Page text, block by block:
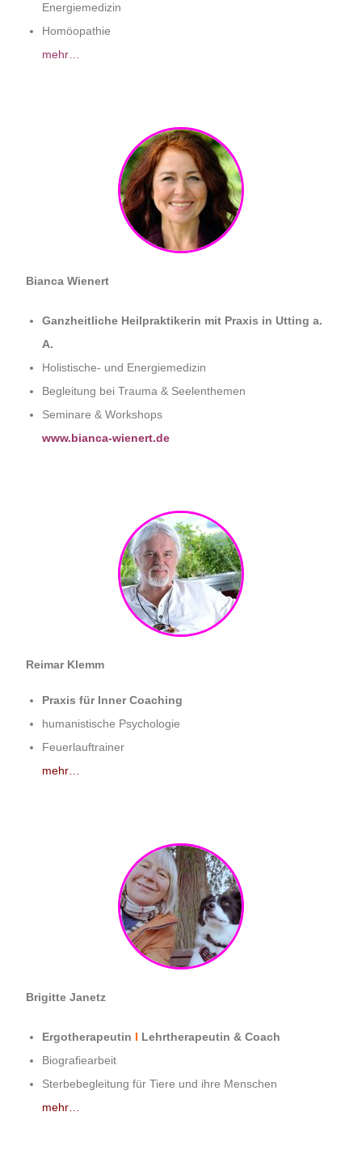
Energiemedizin
Homöopathie
mehr…
Bianca Wienert
Ganzheitliche Heilpraktikerin mit Praxis in Utting a.
A.
Holistische- und Energiemedizin
Begleitung bei Trauma & Seelenthemen
Seminare & Workshops
www.bianca-wienert.de
Reimar Klemm
Praxis für Inner Coaching
humanistische Psychologie
Feuerlauftrainer
mehr…
Brigitte Janetz
Ergotherapeutin I Lehrtherapeutin & Coach
Biografiearbeit
Sterbebegleitung für Tiere und ihre Menschen
mehr…